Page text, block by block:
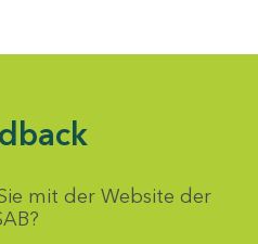
mit der Website der